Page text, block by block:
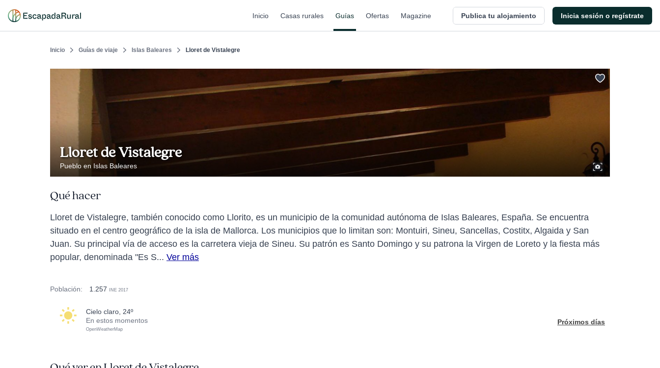
Inicio Casas rurales Guías Ofertas Magazine Publica tu alojamiento Inicia sesión o regístrate
Inicio Guías de viaje Islas Baleares Lloret de Vistalegre
Lloret de Vistalegre
Pueblo en Islas Baleares
Qué hacer
Lloret de Vistalegre, también conocido como Llorito, es un municipio de la comunidad autónoma de Islas Baleares, España. Se encuentra
situado en el centro geográfico de la isla de Mallorca. Los municipios que lo limitan son: Montuiri, Sineu, Sancellas, Costitx, Algaida y San
Juan. Su principal vía de acceso es la carretera vieja de Sineu. Su patrón es Santo Domingo y su patrona la Virgen de Loreto y la fiesta más
popular, denominada "Es S... Ver más
Población: 1.257 INE 2017
cielo claro, 24º
En estos momentos
OpenWeatherMap
Próximos días